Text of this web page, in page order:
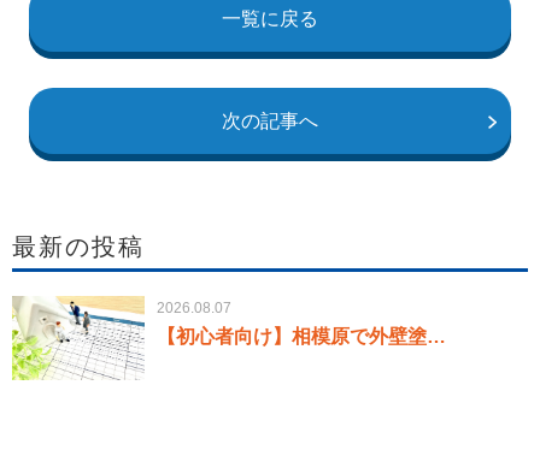
一覧に戻る
次の記事へ
最新の投稿
2026.08.07
【初心者向け】相模原で外壁塗…